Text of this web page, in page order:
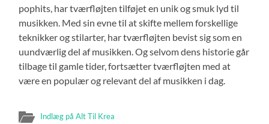
pophits, har tværfløjten tilføjet en unik og smuk lyd til
musikken. Med sin evne til at skifte mellem forskellige
teknikker og stilarter, har tværfløjten bevist sig som en
uundværlig del af musikken. Og selvom dens historie går
tilbage til gamle tider, fortsætter tværfløjten med at
være en populær og relevant del af musikken i dag.
Indlæg på Alt Til Krea